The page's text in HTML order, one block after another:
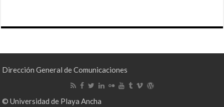
Dirección General de Comunicaciones
© Universidad de Playa Ancha